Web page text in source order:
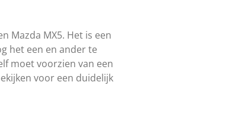
Mazda MX5. Het is een
het een en ander te
moet voorzien van een
voor een duidelijk